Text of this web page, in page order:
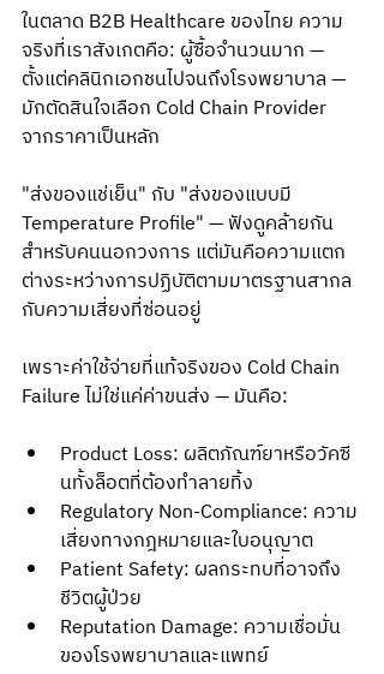
ในตลาด B2B Healthcare ของไทย ความ
จริงที่เราสังเกตคือ: ผู้ซื้อจำนวนมาก —
ตั้งแต่คลินิกเอกชนไปจนถึงโรงพยาบาล —
มักตัดสินใจเลือก Cold Chain Provider
จากราคาเป็นหลัก
"ส่งของแช่เย็น" กับ "ส่งของแบบมี
Temperature Profile" — ฟังดูคล้ายกัน
สำหรับคนนอกวงการ แต่มันคือความแตก
ต่างระหว่างการปฏิบัติตามมาตรฐานสากล
กับความเสี่ยงที่ซ่อนอยู่
เพราะค่าใช้จ่ายที่แท้จริงของ Cold Chain
Failure ไม่ใช่แค่ค่าขนส่ง — มันคือ:
Product Loss: ผลิตภัณฑ์ยาหรือวัคซี
นทั้งล็อตที่ต้องทำลายทิ้ง
Regulatory Non-Compliance: ความ
เสี่ยงทางกฎหมายและใบอนุญาต
Patient Safety: ผลกระทบที่อาจถึง
ชีวิตผู้ป่วย
Reputation Damage: ความเชื่อมั่น
ของโรงพยาบาลและแพทย์